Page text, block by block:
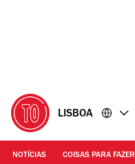
LISBOA
NOTÍCIAS COISAS PARA FAZER
Gabriell Vieira